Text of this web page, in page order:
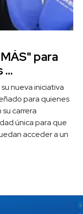
para
nueva iniciativa
para quienes
carrera
única para que
acceder a un